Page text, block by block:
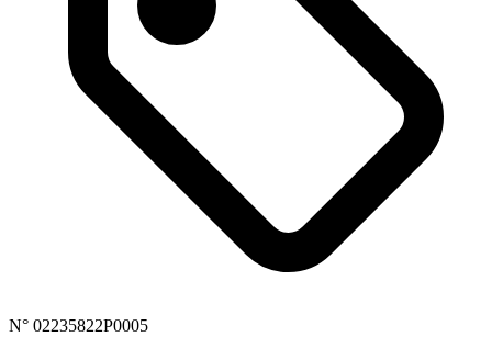
N° 02235822P0005